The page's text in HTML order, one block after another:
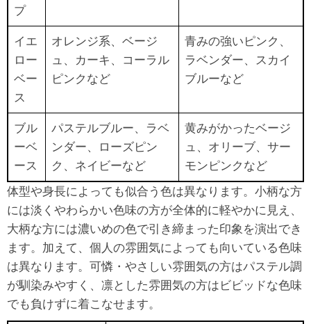
プ
イエ
ロー
ベー
ス
オレンジ系、ベージ
ュ、カーキ、コーラル
ピンクなど
青みの強いピンク、
ラベンダー、スカイ
ブルーなど
ブル
ーベ
ース
パステルブルー、ラベ
ンダー、ローズピン
ク、ネイビーなど
黄みがかったベージ
ュ、オリーブ、サー
モンピンクなど
体型や身長によっても似合う色は異なります。小柄な方
には淡くやわらかい色味の方が全体的に軽やかに見え、
大柄な方には濃いめの色で引き締まった印象を演出でき
ます。加えて、個人の雰囲気によっても向いている色味
は異なります。可憐・やさしい雰囲気の方はパステル調
が馴染みやすく、凛とした雰囲気の方はビビッドな色味
でも負けずに着こなせます。